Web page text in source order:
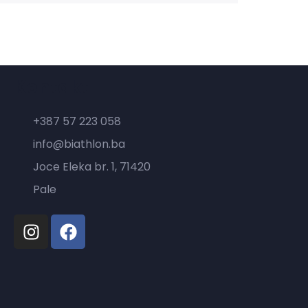
+387 57 223 058
info@biathlon.ba
Joce Eleka br. 1, 71420
Pale